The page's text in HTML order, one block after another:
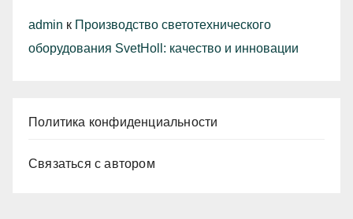
admin к Производство светотехнического
оборудования SvetHoll: качество и инновации
Политика конфиденциальности
Связаться с автором